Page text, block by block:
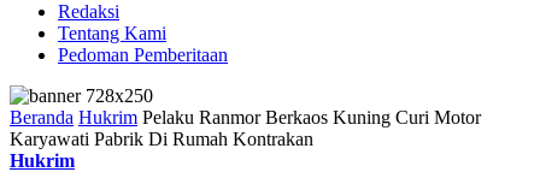
Redaksi
Tentang Kami
Pedoman Pemberitaan
Beranda Hukrim Pelaku Ranmor Berkaos Kuning Curi Motor
Karyawati Pabrik Di Rumah Kontrakan
Hukrim